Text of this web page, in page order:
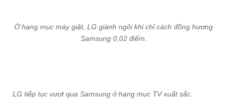
Ở hạng mục máy giặt, LG giành ngôi khi chỉ cách đồng hương
Samsung 0,02 điểm.
LG tiếp tục vượt qua Samsung ở hạng mục TV xuất sắc.